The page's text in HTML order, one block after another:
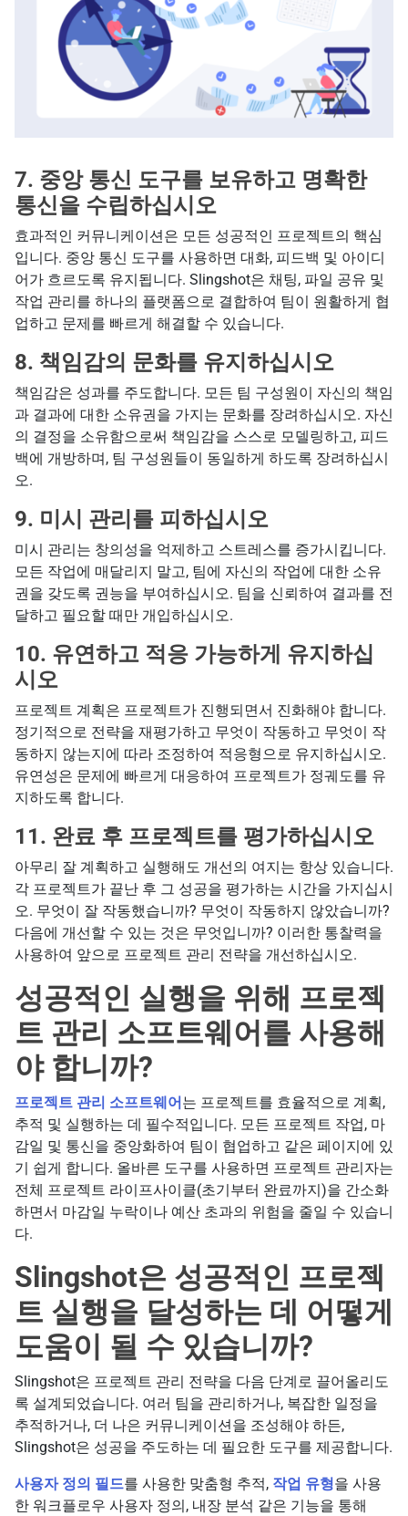
7. 중앙 통신 도구를 보유하고 명확한
통신을 수립하십시오
효과적인 커뮤니케이션은 모든 성공적인 프로젝트의 핵심
입니다. 중앙 통신 도구를 사용하면 대화, 피드백 및 아이디
어가 흐르도록 유지됩니다. Slingshot은 채팅, 파일 공유 및
작업 관리를 하나의 플랫폼으로 결합하여 팀이 원활하게 협
업하고 문제를 빠르게 해결할 수 있습니다.
8. 책임감의 문화를 유지하십시오
책임감은 성과를 주도합니다. 모든 팀 구성원이 자신의 책임
과 결과에 대한 소유권을 가지는 문화를 장려하십시오. 자신
의 결정을 소유함으로써 책임감을 스스로 모델링하고, 피드
백에 개방하며, 팀 구성원들이 동일하게 하도록 장려하십시
오.
9. 미시 관리를 피하십시오
미시 관리는 창의성을 억제하고 스트레스를 증가시킵니다.
모든 작업에 매달리지 말고, 팀에 자신의 작업에 대한 소유
권을 갖도록 권능을 부여하십시오. 팀을 신뢰하여 결과를 전
달하고 필요할 때만 개입하십시오.
10. 유연하고 적응 가능하게 유지하십
시오
프로젝트 계획은 프로젝트가 진행되면서 진화해야 합니다.
정기적으로 전략을 재평가하고 무엇이 작동하고 무엇이 작
동하지 않는지에 따라 조정하여 적응형으로 유지하십시오.
유연성은 문제에 빠르게 대응하여 프로젝트가 정궤도를 유
지하도록 합니다.
11. 완료 후 프로젝트를 평가하십시오
아무리 잘 계획하고 실행해도 개선의 여지는 항상 있습니다.
각 프로젝트가 끝난 후 그 성공을 평가하는 시간을 가지십시
오. 무엇이 잘 작동했습니까? 무엇이 작동하지 않았습니까?
다음에 개선할 수 있는 것은 무엇입니까? 이러한 통찰력을
사용하여 앞으로 프로젝트 관리 전략을 개선하십시오.
성공적인 실행을 위해 프로젝
트 관리 소프트웨어를 사용해
야 합니까?
프로젝트 관리 소프트웨어 는 프로젝트를 효율적으로 계획,
추적 및 실행하는 데 필수적입니다. 모든 프로젝트 작업, 마
감일 및 통신을 중앙화하여 팀이 협업하고 같은 페이지에 있
기 쉽게 합니다. 올바른 도구를 사용하면 프로젝트 관리자는
전체 프로젝트 라이프사이클(초기부터 완료까지)을 간소화
하면서 마감일 누락이나 예산 초과의 위험을 줄일 수 있습니
다.
Slingshot은 성공적인 프로젝
트 실행을 달성하는 데 어떻게
도움이 될 수 있습니까?
Slingshot은 프로젝트 관리 전략을 다음 단계로 끌어올리도
록 설계되었습니다. 여러 팀을 관리하거나, 복잡한 일정을
추적하거나, 더 나은 커뮤니케이션을 조성해야 하든,
Slingshot은 성공을 주도하는 데 필요한 도구를 제공합니다.
사용자 정의 필드를 사용한 맞춤형 추적, 작업 유형을 사용
한 워크플로우 사용자 정의, 내장 분석 같은 기능을 통해